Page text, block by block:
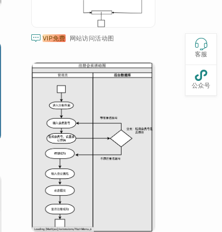
 VIP免费 网站访问活动图 
客服

公众号